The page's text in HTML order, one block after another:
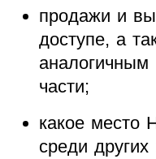
продажи и
доступе, а
части;
какое место
среди